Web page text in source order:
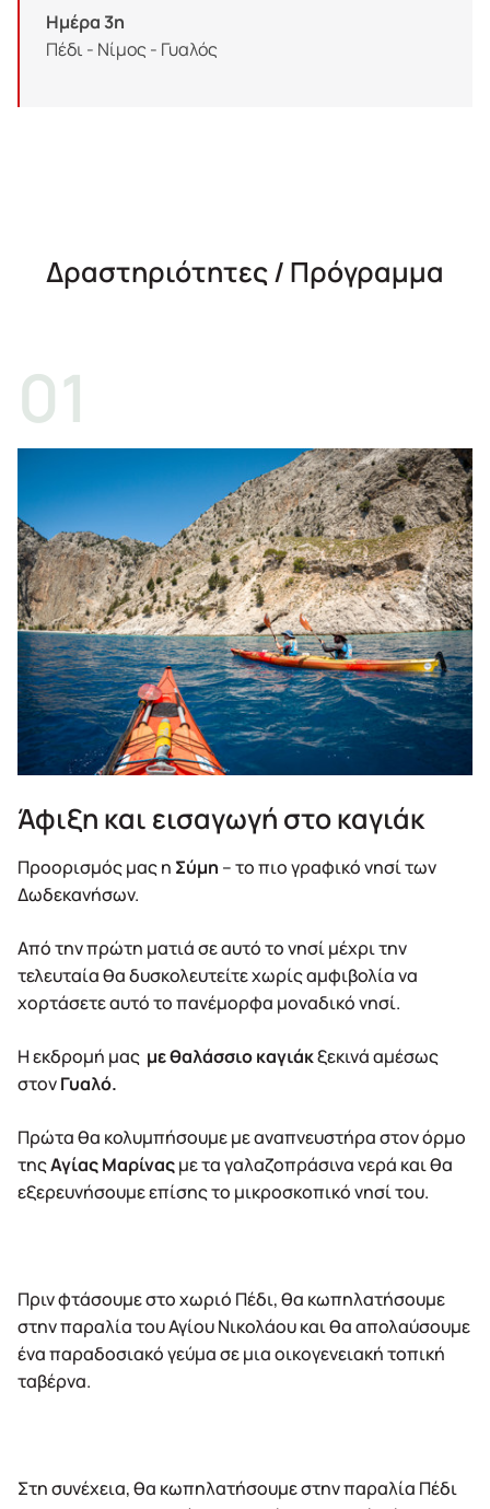
Ημέρα 3η
Πέδι - Νίμος - Γυαλός
Δραστηριότητες / Πρόγραμμα
Άφιξη και εισαγωγή στο καγιάκ
Προορισμός μας η Σύμη – το πιο γραφικό νησί των
Δωδεκανήσων.
Από την πρώτη ματιά σε αυτό το νησί μέχρι την
τελευταία θα δυσκολευτείτε χωρίς αμφιβολία να
χορτάσετε αυτό το πανέμορφα μοναδικό νησί.
Η εκδρομή μας με θαλάσσιο καγιάκξεκινά αμέσως
στονΓυαλό.
Πρώτα θα κολυμπήσουμε με αναπνευστήρα στον όρμο
τηςΑγίας Μαρίναςμε τα γαλαζοπράσινα νερά και θα
εξερευνήσουμε επίσης το μικροσκοπικό νησί του.
Πριν φτάσουμε στο χωριό Πέδι, θα κωπηλατήσουμε
στην παραλία του Αγίου Νικολάου και θα απολαύσουμε
ένα παραδοσιακό γεύμα σε μια οικογενειακή τοπική
ταβέρνα.
Στη συνέχεια, θα κωπηλατήσουμε στην παραλία Πέδι